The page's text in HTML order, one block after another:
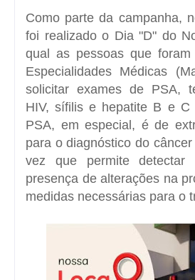
Como parte da campanha,
foi realizado o Dia "D" do
qual as pessoas que
Especialidades Médicas
solicitar exames de PSA,
HIV, sífilis e hepatite B e
PSA, em especial, é de
para o diagnóstico do
vez que permite detectar
presença de alterações na
medidas necessárias para o